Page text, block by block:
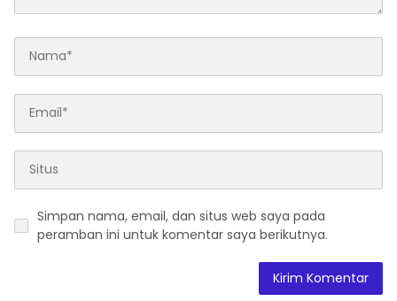
Simpan nama, email, dan situs web saya pada
peramban ini untuk komentar saya berikutnya.